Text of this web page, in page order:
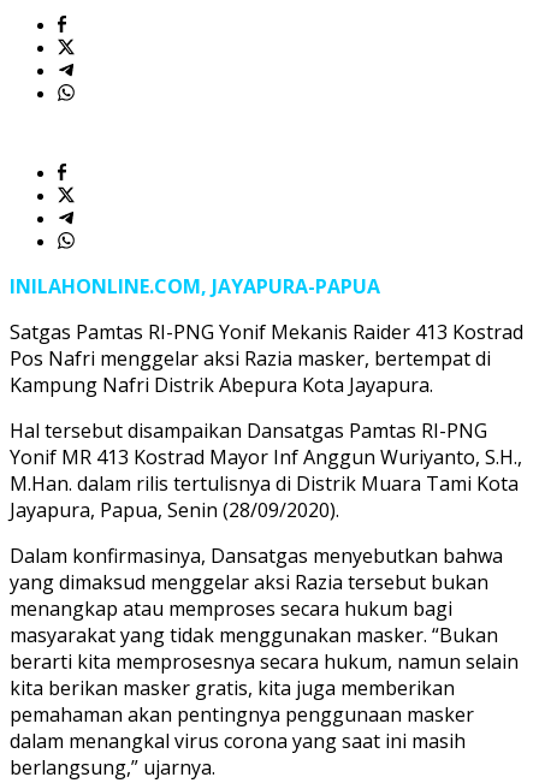
INILAHONLINE.COM, JAYAPURA-PAPUA
Satgas Pamtas RI-PNG Yonif Mekanis Raider 413 Kostrad
Pos Nafri menggelar aksi Razia masker, bertempat di
Kampung Nafri Distrik Abepura Kota Jayapura.
Hal tersebut disampaikan Dansatgas Pamtas RI-PNG
Yonif MR 413 Kostrad Mayor Inf Anggun Wuriyanto, S.H.,
M.Han. dalam rilis tertulisnya di Distrik Muara Tami Kota
Jayapura, Papua, Senin (28/09/2020).
Dalam konfirmasinya, Dansatgas menyebutkan bahwa
yang dimaksud menggelar aksi Razia tersebut bukan
menangkap atau memproses secara hukum bagi
masyarakat yang tidak menggunakan masker. “Bukan
berarti kita memprosesnya secara hukum, namun selain
kita berikan masker gratis, kita juga memberikan
pemahaman akan pentingnya penggunaan masker
dalam menangkal virus corona yang saat ini masih
berlangsung,” ujarnya.